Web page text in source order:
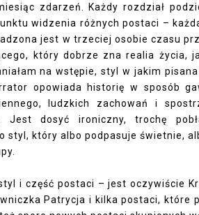
zdarzeń. Każdy rozdział
widzenia różnych postaci –
jest w trzeciej osobie czasu
który dobrze zna realia życia,
na wstępie, styl w jakim
opowiada historię w sposób
ludzkich zachowań i
Jest dosyć ironiczny, trochę
styl, który albo podpasuje świetnie,
i część postaci – jest oczywiście
Patrycja i kilka postaci, które